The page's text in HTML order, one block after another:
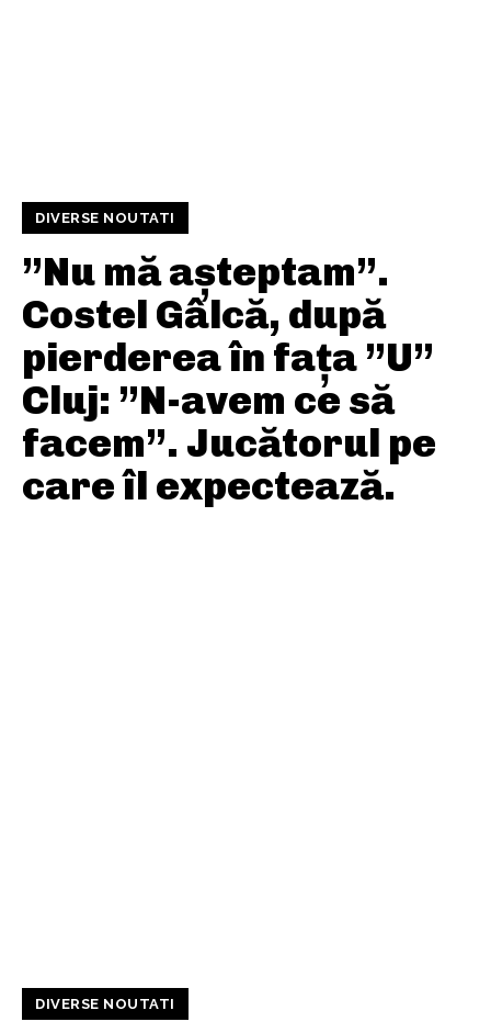
DIVERSE NOUTATI
”Nu mă așteptam”.
Costel Gâlcă, după
pierderea în fața ”U”
Cluj: ”N-avem ce să
facem”. Jucătorul pe
care îl expectează.
DIVERSE NOUTATI